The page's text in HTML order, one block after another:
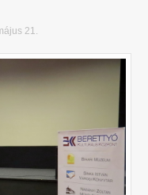
21.